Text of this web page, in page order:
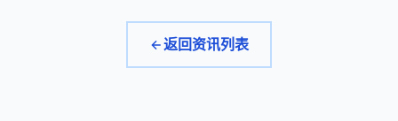
返回资讯列表